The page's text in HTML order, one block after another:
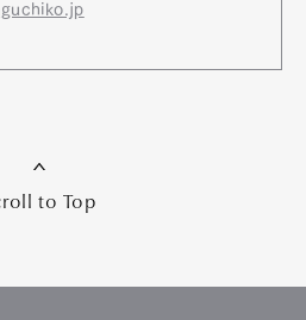
to Top